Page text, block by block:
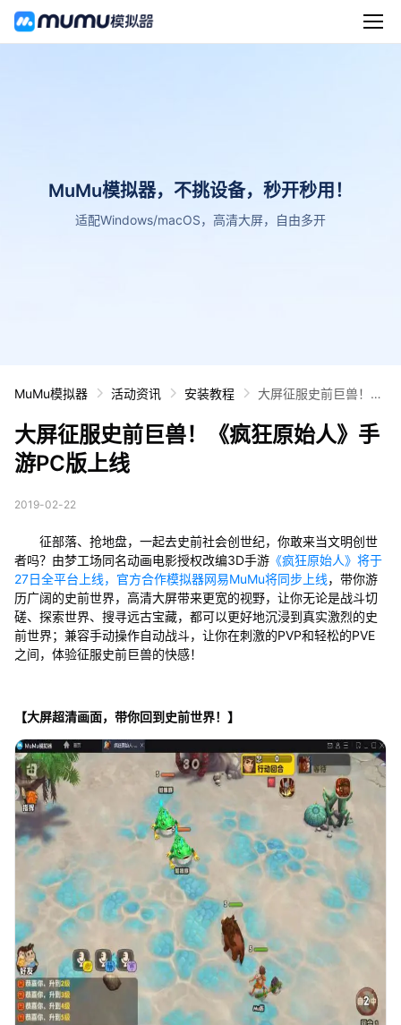
MuMu模拟器，不挑设备，秒开秒用！
适配Windows/macOS，高清大屏，自由多开
MuMu模拟器 活动资讯 安装教程
大屏征服史前巨兽！
C版上线
大屏征服史前巨兽！《疯狂原始人》手
游PC版上线
2019-02-22
征部落、抢地盘，一起去史前社会创世纪，你敢来当文明创世
者吗？由梦工场同名动画电影授权改编3D手游《疯狂原始人》将于
27日全平台上线，官方合作模拟器网易MuMu将同步上线，带你游
历广阔的史前世界，高清大屏带来更宽的视野，让你无论是战斗切
磋、探索世界、搜寻远古宝藏，都可以更好地沉浸到真实激烈的史
前世界；兼容手动操作自动战斗，让你在刺激的PVP和轻松的PVE
之间，体验征服史前巨兽的快感！
【大屏超清画面，带你回到史前世界！】